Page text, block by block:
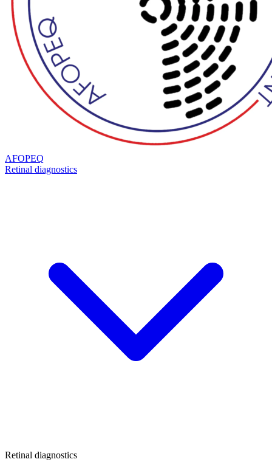
AFOPEQ
Retinal diagnostics
Retinal diagnostics